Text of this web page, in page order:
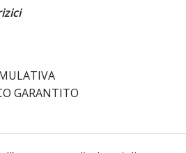
GARANTITO